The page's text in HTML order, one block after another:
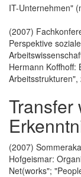
IT-Unternehmen"
(2007)
Perspektive
Hermann Koffhoff:
(2007)
Hofgeismar:
Net(works";